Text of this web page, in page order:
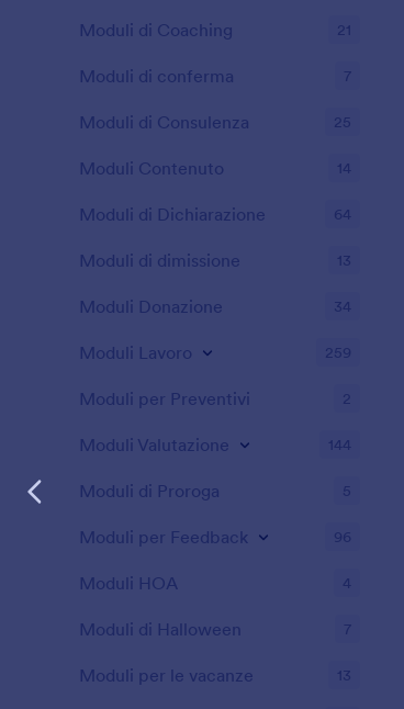
Moduli di Coaching 21
Moduli di conferma 7
Moduli di Consulenza 25
Moduli Contenuto 14
Moduli di Dichiarazione 64
Moduli di dimissione 13
Moduli Donazione 34
Moduli Lavoro 259
Moduli per Preventivi 2
Moduli Valutazione 144
Moduli di Proroga 5
Moduli per Feedback 96
Moduli HOA 4
Moduli di Halloween 7
Moduli per le vacanze 13